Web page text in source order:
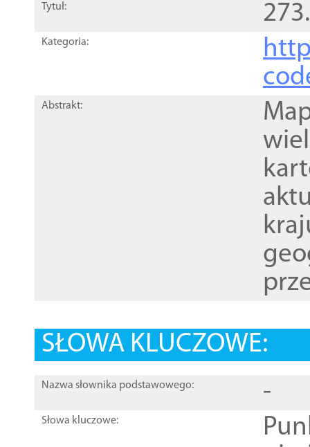
Tytuł:
Kategoria:
Abstrakt:
SŁOWA KLUCZOWE:
Nazwa słownika podstawowego: -
Słowa kluczowe: